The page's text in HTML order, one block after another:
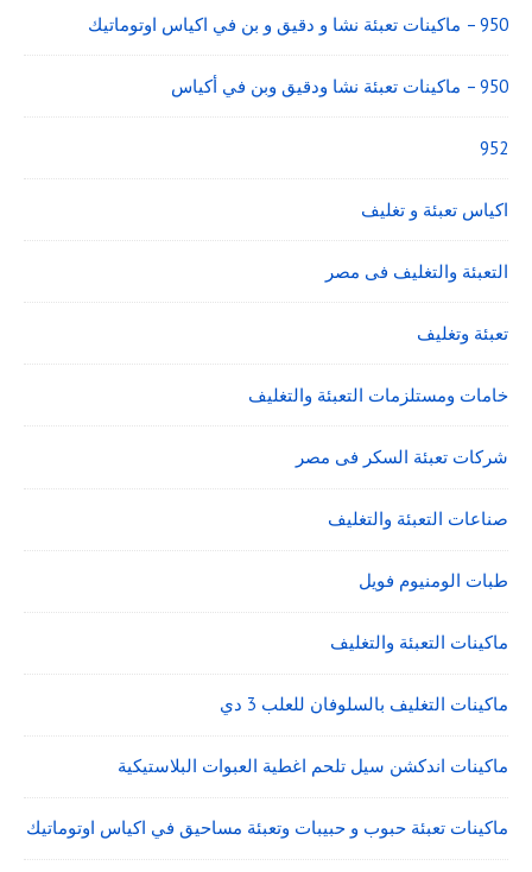
950 – ماكينات تعبئة نشا و دقيق و بن في اكياس اوتوماتيك
950 – ماكينات تعبئة نشا ودقيق وبن في أكياس
952
اكياس تعبئة و تغليف
التعبئة والتغليف فى مصر
تعبئة وتغليف
خامات ومستلزمات التعبئة والتغليف
شركات تعبئة السكر فى مصر
صناعات التعبئة والتغليف
طبات الومنيوم فويل
ماكينات التعبئة والتغليف
ماكينات التغليف بالسلوفان للعلب 3 دي
ماكينات اندكشن سيل تلحم اغطية العبوات البلاستيكية
ماكينات تعبئة حبوب و حبيبات وتعبئة مساحيق في اكياس اوتوماتيك